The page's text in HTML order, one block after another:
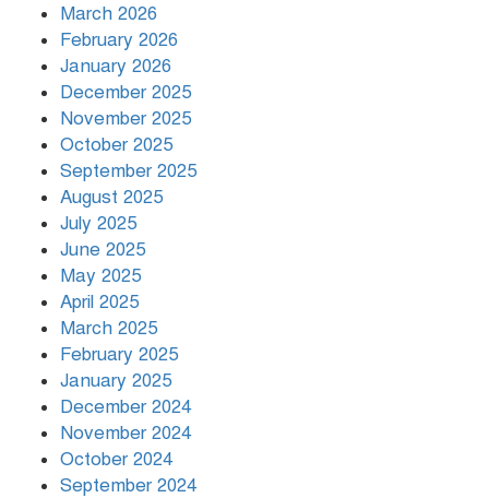
বৃষ্টি থামার নাম নেই, পথে পথে
March 2026
February 2026
January 2026
December 2025
November 2025
October 2025
September 2025
August 2025
July 2025
June 2025
May 2025
April 2025
March 2025
February 2025
January 2025
December 2024
November 2024
October 2024
September 2024